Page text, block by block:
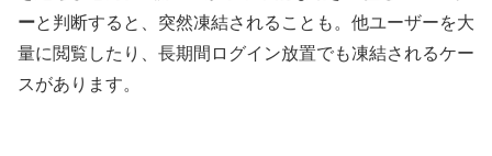
ーと判断すると、突然凍結されることも。他ユーザーを大
量に閲覧したり、長期間ログイン放置でも凍結されるケー
スがあります。